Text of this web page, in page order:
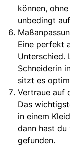
können,
unbedingt
Eine perfekt
Unterschied.
Schneiderin
sitzt es
Vertraue auf
Das
in einem
dann hast du
gefunden.